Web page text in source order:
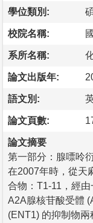
學位類別:
校院名稱:
系所名稱:
論文出版年:
語文別:
論文頁數:
論文摘要
第一部分：腺嘌呤
在2007年時，從天
合物：T1-11，經
A2A腺核苷酸受體
(ENT1) 的抑制物